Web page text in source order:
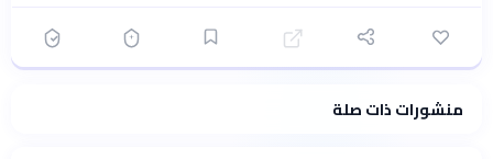
فلسفتنا المعرفية· سياسة الذكاء الاصطناعيمنشورات ذات صلة